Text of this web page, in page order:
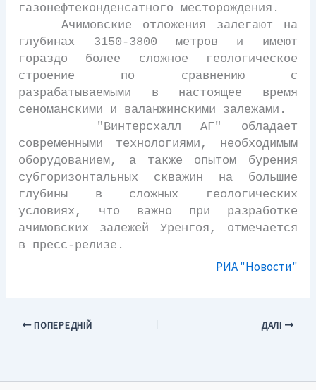
газонефтеконденсатного месторождения.
Ачимовские отложения залегают на
глубинах 3150-3800 метров и имеют
гораздо более сложное геологическое
строение по сравнению с
разрабатываемыми в настоящее время
сеноманскими и валанжинскими залежами.
"Винтерсхалл АГ" обладает
современными технологиями, необходимым
оборудованием, а также опытом бурения
субгоризонтальных скважин на большие
глубины в сложных геологических
условиях, что важно при разработке
ачимовских залежей Уренгоя, отмечается
в пресс-релизе.
РИА "Новости"
ПОПЕРЕДНІЙ ДАЛІ